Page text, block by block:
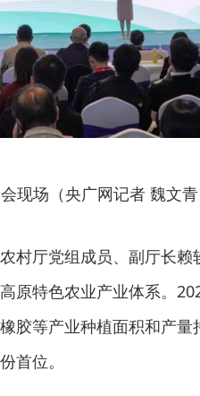
现场（央广网记者 魏文青
村厅党组成员、副厅长
原特色农业产业体系。
胶等产业种植面积和产
首位。